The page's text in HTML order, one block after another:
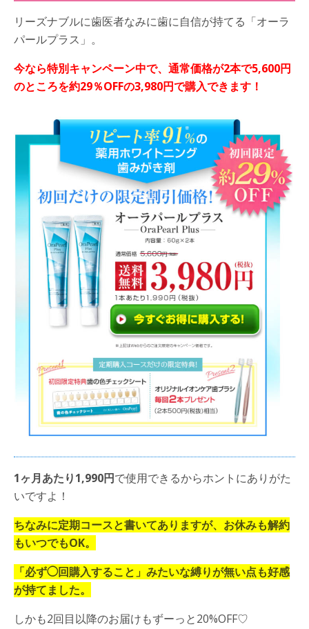
リーズナブルに歯医者なみに歯に自信が持てる「オーラ
パールプラス」。
今なら特別キャンペーン中で、通常価格が2本で5,600円
のところを約29％OFFの3,980円で購入できます！
1ヶ月あたり1,990円で使用できるからホントにありがた
いですよ！
ちなみに定期コースと書いてありますが、お休みも解約
もいつでもOK。
「必ず◯回購入すること」みたいな縛りが無い点も好感
が持てました。
しかも2回目以降のお届けもずーっと20%OFF♡